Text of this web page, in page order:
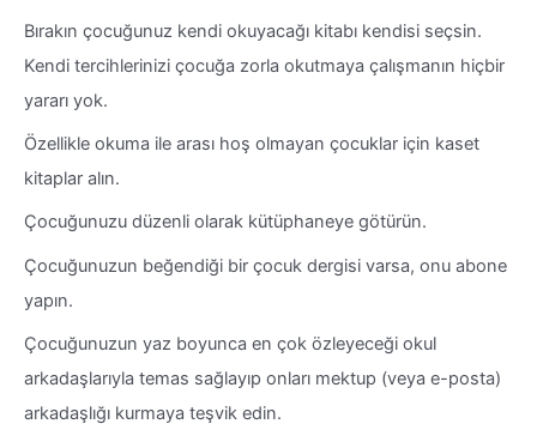
Bırakın çocuğunuz kendi okuyacağı kitabı kendisi seçsin.
Kendi tercihlerinizi çocuğa zorla okutmaya çalışmanın hiçbir
yararı yok.
Özellikle okuma ile arası hoş olmayan çocuklar için kaset
kitaplar alın.
Çocuğunuzu düzenli olarak kütüphaneye götürün.
Çocuğunuzun beğendiği bir çocuk dergisi varsa, onu abone
yapın.
Çocuğunuzun yaz boyunca en çok özleyeceği okul
arkadaşlarıyla temas sağlayıp onları mektup (veya e-posta)
arkadaşlığı kurmaya teşvik edin.